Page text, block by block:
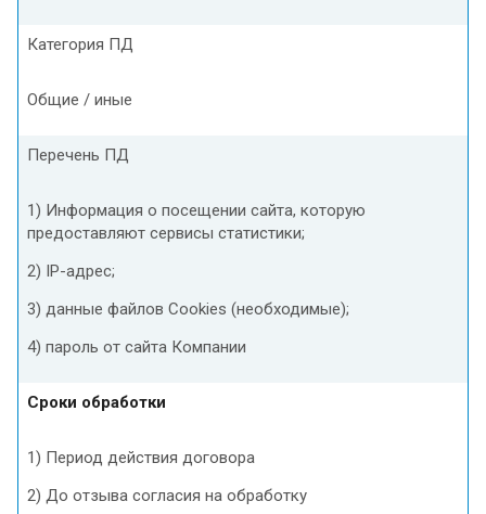
Категория ПД
Общие / иные
Перечень ПД
1) Информация о посещении сайта, которую
предоставляют сервисы статистики;
2) IP-адрес;
3) данные файлов Cookies (необходимые);
4) пароль от сайта Компании
Сроки обработки
1) Период действия договора
2) До отзыва согласия на обработку